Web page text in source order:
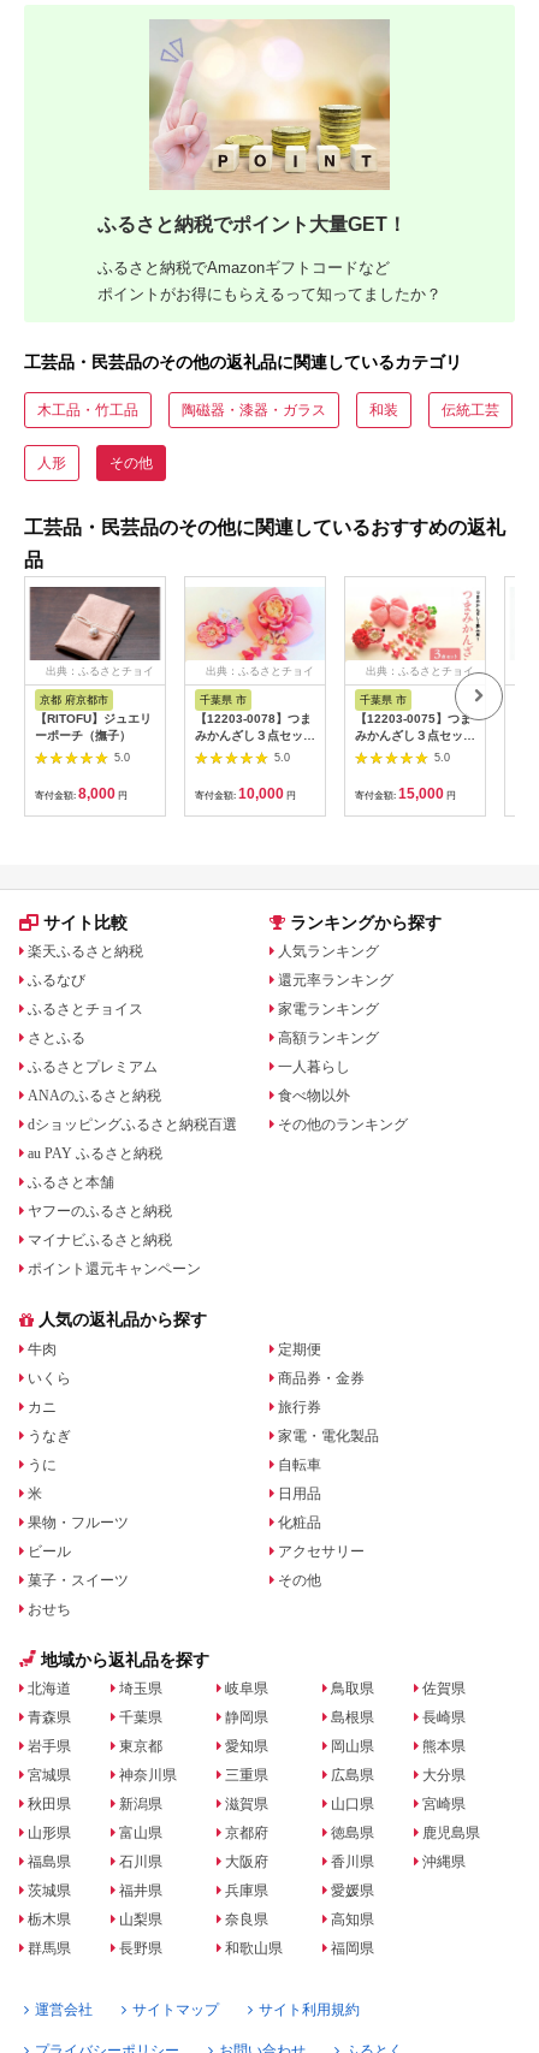
ふるさと納税でポイント大量GET！
ふるさと納税でAmazonギフトコードなど
ポイントがお得にもらえるって知ってましたか？
工芸品・民芸品のその他の返礼品に関連しているカテゴリ
木工品・竹工品 陶磁器・漆器・ガラス 和装 伝統工芸
人形 その他
工芸品・民芸品のその他に関連しているおすすめの返礼
品
出典：ふるさとチョイ
ス
京都 府京都市
【RITOFU】ジュエリ
ーポーチ（撫子）
5.0
寄付金額: 8,000 円
出典：ふるさとチョイ
ス
千葉県 市
【12203-0078】つま
みかんざし３点セット
＜ピンク＞
5.0
寄付金額: 10,000 円
出典：ふるさとチョイ
千葉県 市
【12203-0075】つま
みかんざし３点セット
＜パステルピンク＞
5.0
寄付金額: 15,000 円
サイト比較
楽天ふるさと納税
ふるなび
ふるさとチョイス
さとふる
ふるさとプレミアム
ANAのふるさと納税
dショッピングふるさと納税百選
au PAY ふるさと納税
ふるさと本舗
ヤフーのふるさと納税
マイナビふるさと納税
ポイント還元キャンペーン
ランキングから探す
人気ランキング
還元率ランキング
家電ランキング
高額ランキング
一人暮らし
食べ物以外
その他のランキング
人気の返礼品から探す
牛肉
いくら
カニ
うなぎ
うに
米
果物・フルーツ
ビール
菓子・スイーツ
おせち
定期便
商品券・金券
旅行券
家電・電化製品
自転車
日用品
化粧品
アクセサリー
その他
地域から返礼品を探す
北海道
青森県
岩手県
宮城県
秋田県
山形県
福島県
茨城県
栃木県
群馬県
埼玉県
千葉県
東京都
神奈川県
新潟県
富山県
石川県
福井県
山梨県
長野県
岐阜県
静岡県
愛知県
三重県
滋賀県
京都府
大阪府
兵庫県
奈良県
和歌山県
鳥取県
島根県
岡山県
広島県
山口県
徳島県
香川県
愛媛県
高知県
福岡県
佐賀県
長崎県
熊本県
大分県
宮崎県
鹿児島県
沖縄県
運営会社 サイトマップ サイト利用規約